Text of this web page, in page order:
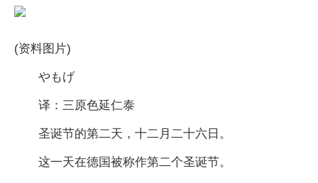
(资料图片)
やもげ
译：三原色延仁泰
圣诞节的第二天，十二月二十六日。
这一天在德国被称作第二个圣诞节。